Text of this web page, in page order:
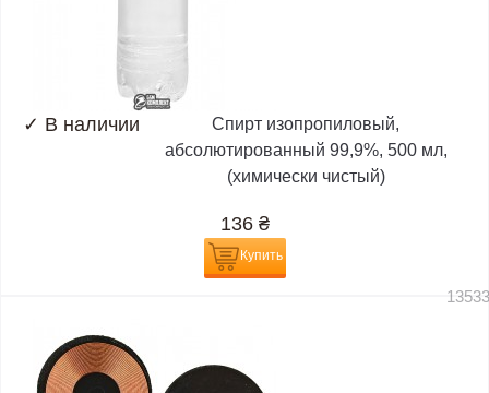
✓ В наличии
Спирт изопропиловый,
абсолютированный 99,9%, 500 мл,
(химически чистый)
136 ₴
Купить